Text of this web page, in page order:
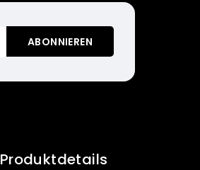
Produktdetails